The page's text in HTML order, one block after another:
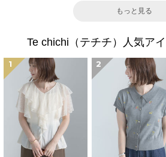
もっと見る
Te chichi（テチチ）人気ア
1 2